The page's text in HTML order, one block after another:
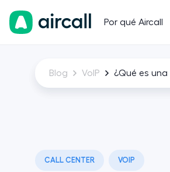
Por qué Aircall
Blog VoIP ¿Qué es
CALL CENTER VOIP